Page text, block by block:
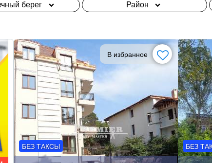
берег Район
В избранное
БЕЗ ТАКСЫ БЕЗ